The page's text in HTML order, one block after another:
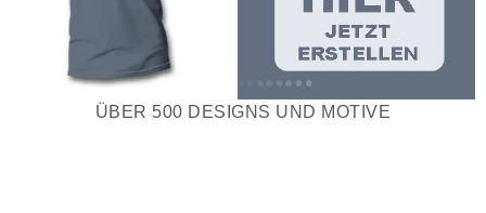
ÜBER 500 DESIGNS UND MOTIVE